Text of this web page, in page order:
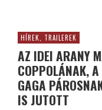
HÍREK, TRAILEREK
AZ IDEI ARANY
COPPOLÁNAK,
GAGA
IS JUTOTT